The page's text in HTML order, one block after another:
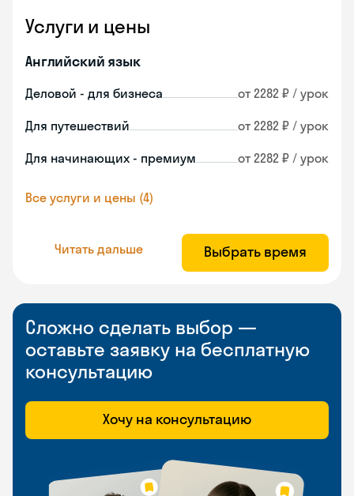
Услуги и цены
Английский язык
Деловой - для бизнеса от 2282 ₽ / урок
Для путешествий от 2282 ₽ / урок
Для начинающих - премиум от 2282 ₽ / урок
Все услуги и цены (4)
Читать дальше Выбрать время
Сложно сделать выбор —
оставьте заявку на бесплатную
консультацию
Хочу на консультацию